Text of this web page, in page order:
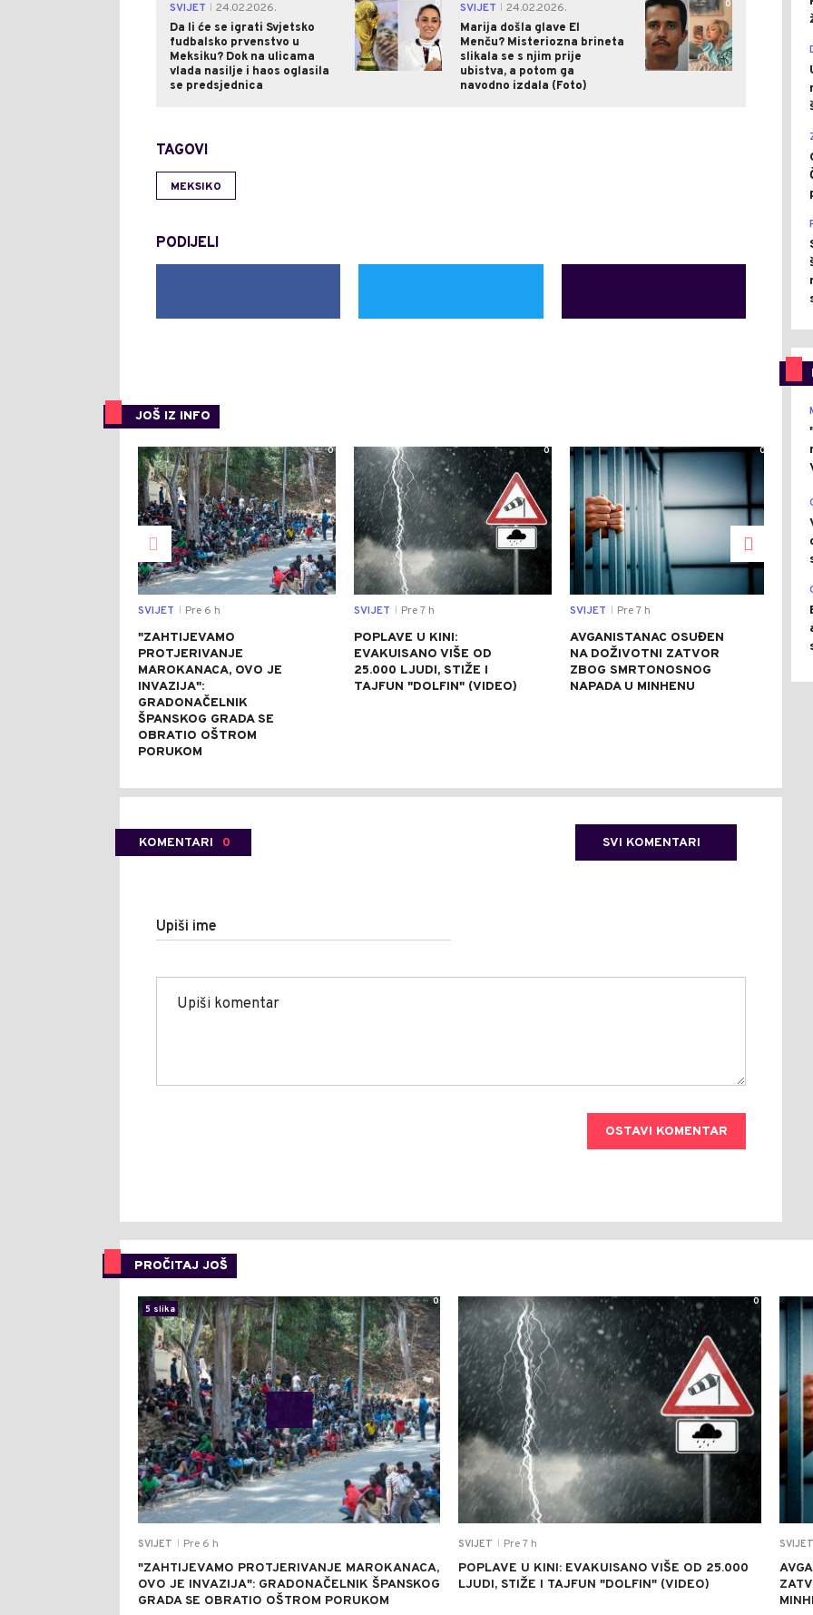
SVIJET
24.02.2026.
Da li će se igrati Svjetsko
fudbalsko prvenstvo u
Meksiku? Dok na ulicama
vlada nasilje i haos oglasila
se predsjednica
0 SVIJET
24.02.2026.
Marija došla glave El
Menču? Misteriozna brineta
slikala se s njim prije
ubistva, a potom ga
navodno izdala (Foto)
0
TAGOVI
MEKSIKO
PODIJELI
JOŠ IZ INFO
0
SVIJET Pre 6 h
"ZAHTIJEVAMO
PROTJERIVANJE
MAROKANACA, OVO JE
INVAZIJA":
GRADONAČELNIK
ŠPANSKOG GRADA SE
OBRATIO OŠTROM
PORUKOM
0
SVIJET Pre 7 h
POPLAVE U KINI:
EVAKUISANO VIŠE OD
25.000 LJUDI, STIŽE I
TAJFUN "DOLFIN" (VIDEO)
0
SVIJET Pre 7 h
AVGANISTANAC OSUĐEN
NA DOŽIVOTNI ZATVOR
ZBOG SMRTONOSNOG
NAPADA U MINHENU
KOMENTARI 0 SVI KOMENTARI
Upiši ime
OSTAVI KOMENTAR
PROČITAJ JOŠ
SVIJET Pre 6 h
"ZAHTIJEVAMO PROTJERIVANJE MAROKANACA,
OVO JE INVAZIJA": GRADONAČELNIK ŠPANSKOG
GRADA SE OBRATIO OŠTROM PORUKOM
5 slika
0
SVIJET Pre 7 h
POPLAVE U KINI: EVAKUISANO VIŠE OD 25.000
LJUDI, STIŽE I TAJFUN "DOLFIN" (VIDEO)
0
SVIJET